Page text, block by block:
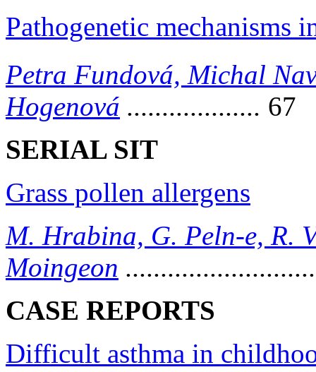
Pathogenetic mechanisms
Petra Fundová, Michal
Hogenová ................... 67
SERIAL SIT
Grass pollen allergens
M. Hrabina, G. Peln-e, R.
Moingeon
CASE REPORTS
Difficult asthma in